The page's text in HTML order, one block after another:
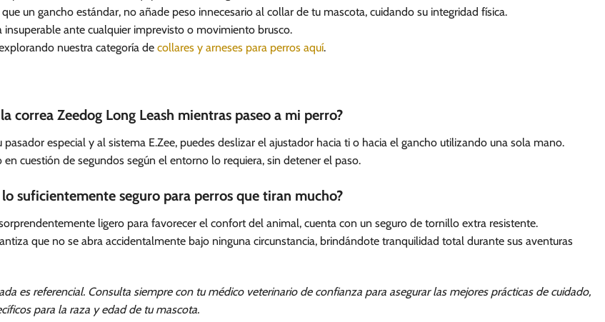
un gancho estándar, no añade peso innecesario al collar de tu mascota, cuidando su integridad física.
insuperable ante cualquier imprevisto o movimiento brusco.
nuestra categoría de collares y arneses para perros aquí.
correa Zeedog Long Leash mientras paseo a mi perro?
pasador especial y al sistema E.Zee, puedes deslizar el ajustador hacia ti o hacia el gancho utilizando una sola mano.
en cuestión de segundos según el entorno lo requiera, sin detener el paso.
suficientemente seguro para perros que tiran mucho?
ligero para favorecer el confort del animal, cuenta con un seguro de tornillo extra resistente.
que no se abra accidentalmente bajo ninguna circunstancia, brindándote tranquilidad total durante sus aventuras
es referencial. Consulta siempre con tu médico veterinario de confianza para asegurar las mejores prácticas de cuidado,
para la raza y edad de tu mascota.